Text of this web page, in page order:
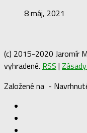
8 máj, 2021
(c) 2015-2020 Jaromír
vyhradené. RSS |
Založené na -